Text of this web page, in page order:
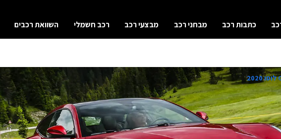
כתבות רכב מבחני רכב מבצעי רכב רכב חשמלי השוואת רכבים